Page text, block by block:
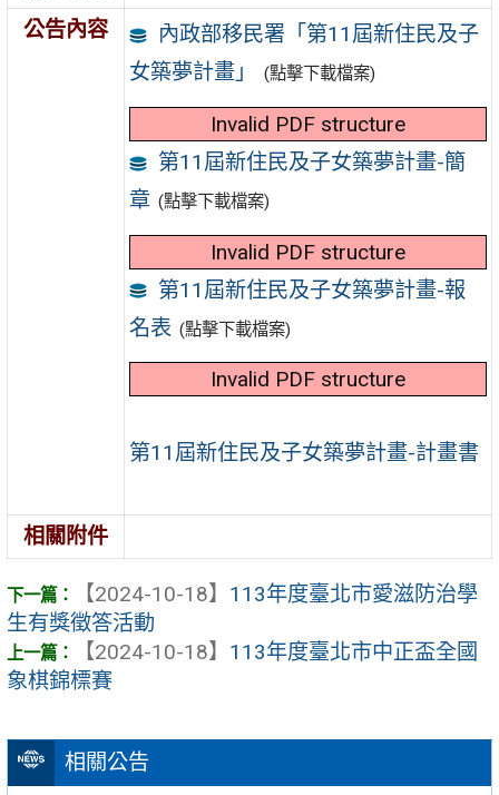
相關公告
公告內容
內政部移民署「第11屆新住民及子
女築夢計畫」
(點擊下載檔案)
Invalid PDF structure
第11屆新住民及子女築夢計畫-簡
章 (點擊下載檔案)
Invalid PDF structure
第11屆新住民及子女築夢計畫-報
名表 (點擊下載檔案)
Invalid PDF structure
第11屆新住民及子女築夢計畫-計畫書
相關附件
【2024-10-18】 113年度臺北市愛滋防治學
生有獎徵答活動
【2024-10-18】 113年度臺北市中正盃全國
象棋錦標賽